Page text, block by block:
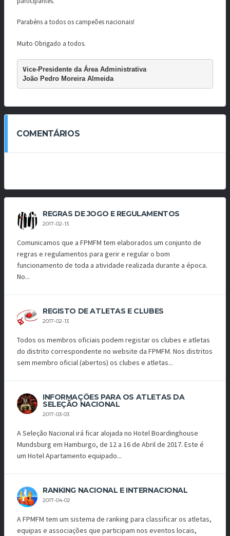
Parabéns a todos os campeões nacionais!
Muito Obrigado a todos.
Vice-Presidente da Área Administrativa
João Pedro Moreira Almeida
COMENTÁRIOS
REGRAS DE JOGO E REGULAMENTOS
2017-02-13
Comunicamos que a FPMFM tem elaborados um conjunto de
regras e regulamentos para gerir e regular o bom
funcionamento de toda a atividade realizada durante a época.
No...
REGISTO DE ATLETAS E CLUBES
2017-02-13
Todos os membros oficiais podem registar os clubes e atletas
do distrito correspondente no website da FPMFM. Nos distritos
sem membro oficial (abertos) os clubes e atletas...
INFORMAÇÕES PARA OS ATLETAS DA
SELEÇÃO NACIONAL
2017-03-03
A Seleção Nacional irá ficar alojada no Hotel Boardinghouse
Mundsburg em Hamburgo, de 12 a 16 de Abril de 2017. Este é
um Hotel Apartamento equipado...
RANKING NACIONAL E INTERNACIONAL
2017-04-02
A FPMFM tem um sistema de ranking para classificar os atletas,
equipas e associações que participam nos eventos locais,